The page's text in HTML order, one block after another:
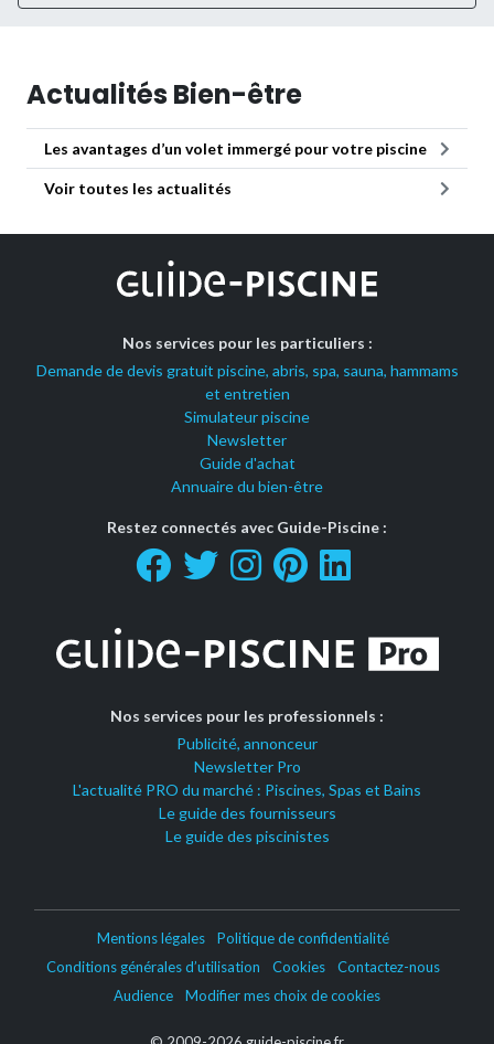
Actualités Bien-être
Les avantages d’un volet immergé pour votre piscine
Voir toutes les actualités
Nos services pour les particuliers :
Demande de devis gratuit piscine, abris, spa, sauna, hammams
et entretien
Simulateur piscine
Newsletter
Guide d'achat
Annuaire du bien-être
Restez connectés avec Guide-Piscine :
Nos services pour les professionnels :
Publicité, annonceur
Newsletter Pro
L'actualité PRO du marché : Piscines, Spas et Bains
Le guide des fournisseurs
Le guide des piscinistes
Mentions légales
Politique de confidentialité
Conditions générales d’utilisation
Cookies
Contactez-nous
Audience
Modifier mes choix de cookies